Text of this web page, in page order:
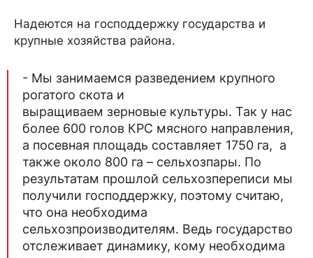
Надеются на господдержку государства и
крупные хозяйства района.
- Мы занимаемся разведением крупного
рогатого скота и
выращиваем зерновые культуры. Так у нас
более 600 голов КРС мясного направления,
а посевная площадь составляет 1750 га, а
также около 800 га – сельхозпары. По
результатам прошлой сельхозпереписи мы
получили господдержку, поэтому считаю,
что она необходима
сельхозпроизводителям. Ведь государство
отслеживает динамику, кому необходима